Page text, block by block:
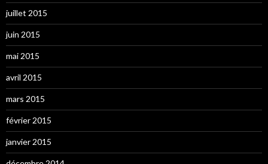
juillet 2015
juin 2015
mai 2015
avril 2015
mars 2015
février 2015
janvier 2015